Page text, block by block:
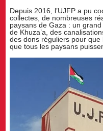
Depuis 2016, l’UJFP a pu
collectes, de nombreuses
paysans de Gaza : un
de Khuza’a, des
des dons réguliers pour que
que tous les paysans